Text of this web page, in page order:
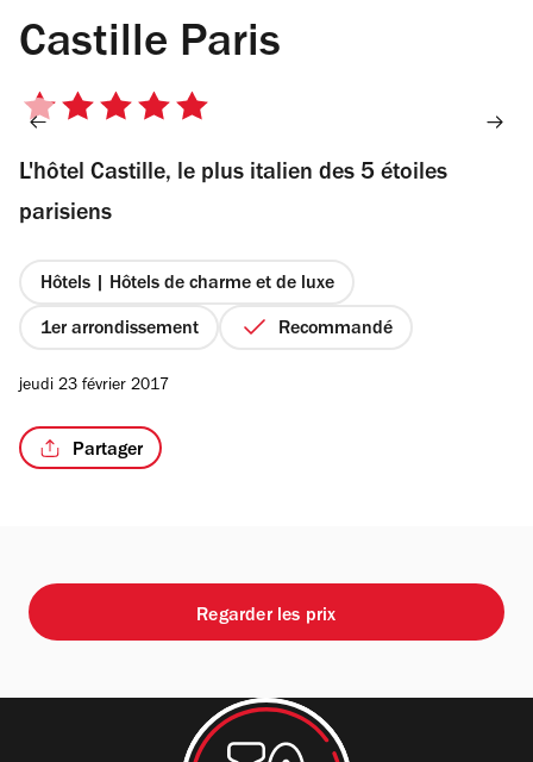
Castille Paris
5
5
L'hôtel Castille, le plus italien des 5 étoiles
parisiens
Hôtels | Hôtels de charme et de luxe
1er arrondissement Recommandé
jeudi 23 février 2017
Partager
Regarder les prix